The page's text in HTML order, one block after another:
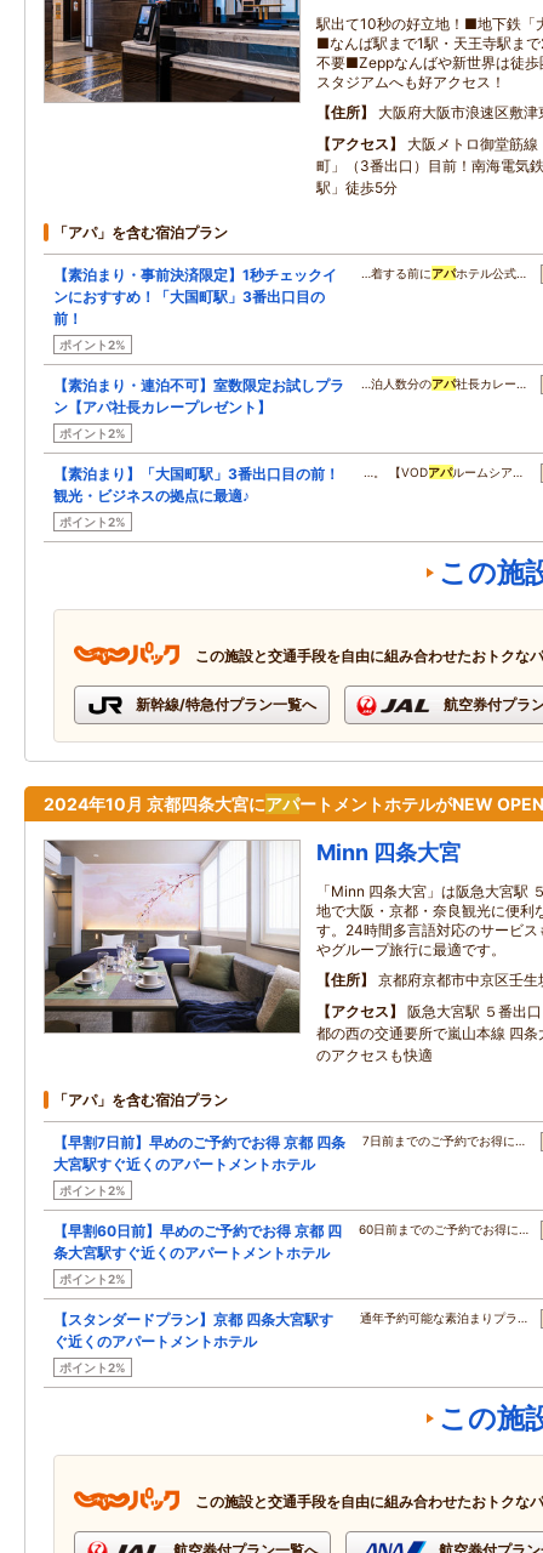
駅出て10秒の好立地！■地下鉄「
■なんば駅まで1駅・天王寺駅ま
不要■Zeppなんばや新世界は徒歩
スタジアムへも好アクセス！
住所
大阪府大阪市浪速区敷
アクセス
大阪メトロ御堂筋
町」（3番出口）目前！南海電気
駅」徒歩5分
「アパ」を含む宿泊プラン
【素泊まり・事前決済限定】1秒チェックイ
ンにおすすめ！「大国町駅」3番出口目の
前！
ポイント2%
…着する前にアパホテル公式…
【素泊まり・連泊不可】室数限定お試しプラ
ン【アパ社長カレープレゼント】
ポイント2%
…泊人数分のアパ社長カレー…
【素泊まり】「大国町駅」3番出口目の前！
観光・ビジネスの拠点に最適♪
ポイント2%
…。 【VODアパルームシア…
この施
この施設と交通手段を自由に組み合わせたおトクな
新幹線/特急付プラン一覧へ 航空券付プラ
2024年10月 京都四条大宮にアパートメントホテルがNEW
Minn 四条大宮
「Minn 四条大宮」は阪急大宮駅
地で大阪・京都・奈良観光に便利
す。24時間多言語対応のサービ
やグループ旅行に最適です。
住所
京都府京都市中京区壬生
アクセス
阪急大宮駅 ５番出
都の西の交通要所で嵐山本線 四
のアクセスも快適
「アパ」を含む宿泊プラン
【早割7日前】早めのご予約でお得 京都 四条
大宮駅すぐ近くのアパートメントホテル
ポイント2%
7日前までのご予約でお得に…
【早割60日前】早めのご予約でお得 京都 四
条大宮駅すぐ近くのアパートメントホテル
ポイント2%
60日前までのご予約でお得に…
【スタンダードプラン】京都 四条大宮駅す
ぐ近くのアパートメントホテル
ポイント2%
通年予約可能な素泊まりプラ…
この施
この施設と交通手段を自由に組み合わせたおトクな